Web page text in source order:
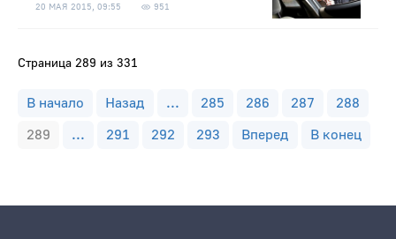
20 МАЯ 2015, 09:55 951
Страница 289 из 331
В начало Назад ... 285 286 287
288
289
... 291 292 293 Вперед В конец